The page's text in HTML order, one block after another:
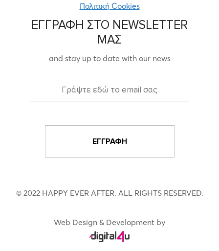
Πολιτική Cookies
ΕΓΓΡΑΦΗ ΣΤΟ NEWSLETTER
ΜΑΣ
and stay up to date with our news
© 2022 HAPPY EVER AFTER. ALL RIGHTS RESERVED.
Web Design & Development by